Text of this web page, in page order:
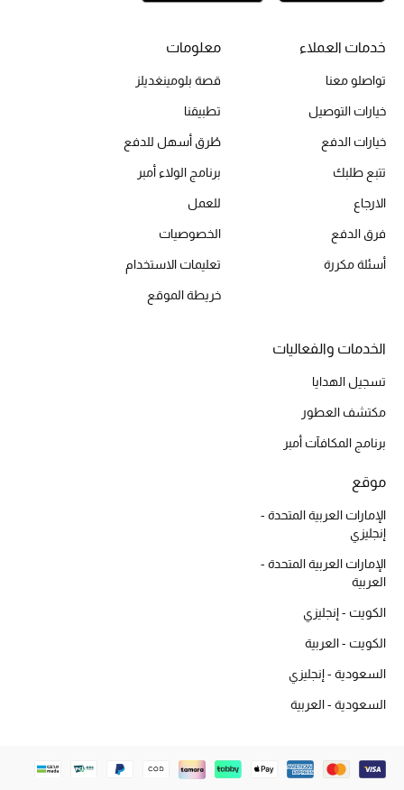
أحذية مختارة
جميع مستحضرات الجمال
الجديد في عالم الجمال
الأكثر مبيعاً
العطور
المكياج
مستحضرات العناية
مستحضرات الاستحمام والعناية بالجسم
العناية بالشعر
الصحة والعافية
هدايا
أبرز الماركات
ماركات جديدة للجمال
خدمات العملاء
تواصلو معنا
خيارات التوصيل
خيارات الدفع
تتبع طلبك
الارجاع
فرق الدفع
أسئلة مكررة
معلومات
قصة بلومينغديلز
تطبيقنا
طُرق أسهل للدفع
برنامج الولاء أمبر
للعمل
الخصوصيات
تعليمات الاستخدام
خريطة الموقع
الخدمات والفعاليات
تسجيل الهدايا
مكتشف العطور
برنامج المكافآت أمبر
موقع
الإمارات العربية المتحدة -
إنجليزي
الإمارات العربية المتحدة -
العربية
الكويت - إنجليزي
الكويت - العربية
السعودية - إنجليزي
السعودية - العربية